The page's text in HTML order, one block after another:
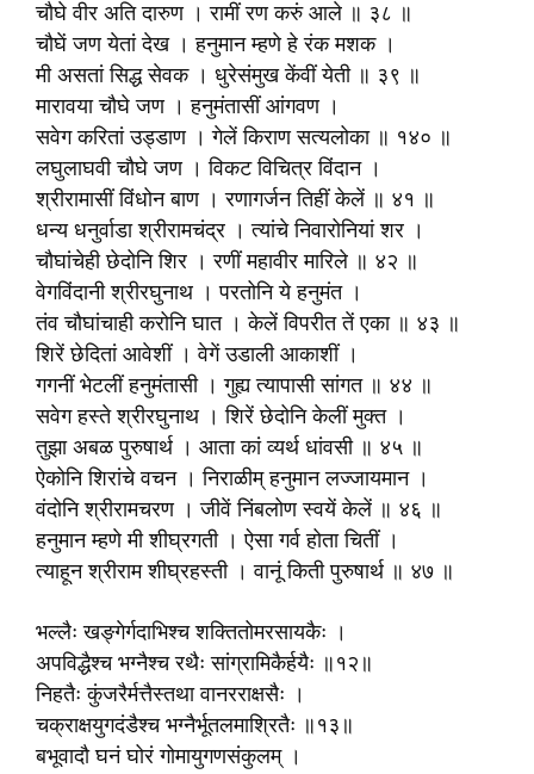
चौघे वीर अति दारुण । रामीं रण करुं आले ॥ ३८ ॥
चौघें जण येतां देख । हनुमान म्हणे हे रंक मशक ।
मी असतां सिद्ध सेवक । धुरेसंमुख केंवीं येती ॥ ३९ ॥
मारावया चौघे जण । हनुमंतासीं आंगवण ।
सवेग करितां उड्डाण । गेलें किराण सत्यलोका ॥ १४० ॥
लघुलाघवी चौघे जण । विकट विचित्र विंदान ।
श्रीरामासीं विंधोन बाण । रणागर्जन तिहीं केलें ॥ ४१ ॥
धन्य धनुर्वाडा श्रीरामचंद्र । त्यांचे निवारोनियां शर ।
चौघांचेही छेदोनि शिर । रणीं महावीर मारिले ॥ ४२ ॥
वेगविंदानी श्रीरघुनाथ । परतोनि ये हनुमंत ।
तंव चौघांचाही करोनि घात । केलें विपरीत तें एका ॥ ४३ ॥
शिरें छेदितां आवेशीं । वेगें उडाली आकाशीं ।
गगनीं भेटलीं हनुमंतासी । गुह्य त्यापासी सांगत ॥ ४४ ॥
सवेग हस्ते श्रीरघुनाथ । शिरें छेदोनि केलीं मुक्त ।
तुझा अबळ पुरुषार्थ । आता कां व्यर्थ धांवसी ॥ ४५ ॥
ऐकोनि शिरांचे वचन । निराळीम् हनुमान लज्जायमान ।
वंदोनि श्रीरामचरण । जीवें निंबलोण स्वयें केलें ॥ ४६ ॥
हनुमान म्हणे मी शीघ्रगती । ऐसा गर्व होता चितीं ।
त्याहून श्रीराम शीघ्रहस्ती । वानूं किती पुरुषार्थ ॥ ४७ ॥
भल्लैः खङ्गेर्गदाभिश्च शक्तितोमरसायकैः ।
अपविद्धैश्च भग्नैश्च रथैः सांग्रामिकैर्हयैः ॥१२॥
निहतैः कुंजरैर्मत्तैस्तथा वानरराक्षसैः ।
चक्राक्षयुगदंडैश्च भग्नैर्भूतलमाश्रितैः ॥१३॥
बभूवादौ घनं घोरं गोमायुगणसंकुलम् ।